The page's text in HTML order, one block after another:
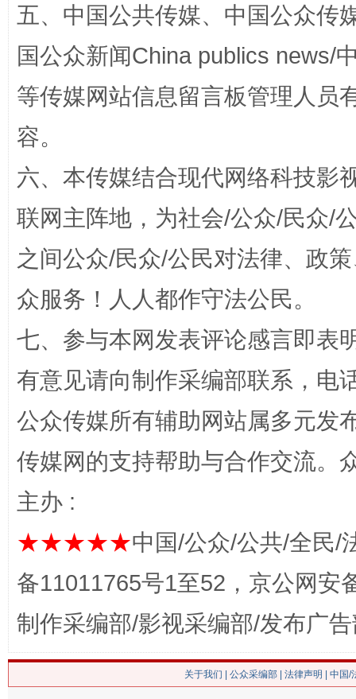
这是一记警钟！ 谢
在谋一域中谋全局
今
习近平的博鳌关键词
魏明亮
“刷贴”乱象丛生
生
五、中国公共传媒、中国公众传
国公众新闻China publics news/
等传媒网站信息留言板管理人员
容。
六、本传媒结合现代网络科技影
联网主阵地，为社会/公众/民众/
之间公众/民众/公民对法律、政
众服务！人人都作守法公民。
七、参与本网发表评论感言即表
有意见请向制作采编部联系，电
公众传媒所有辅助网站属多元发
传媒网的支持帮助与合作交流。
主办 :
★★★★★中国/公众/公共/全民/
备11011765号1至52，京公网安
制作采编部/影视采编部/发布广
关于我们 公众采编部 法律声明 | 中国